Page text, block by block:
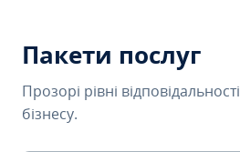
Пакети послуг
Прозорі рівні
бізнесу.